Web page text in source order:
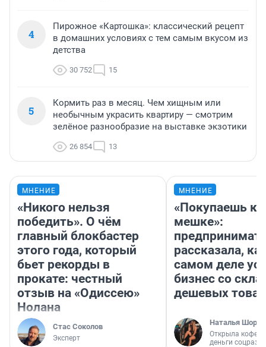
4
Пирожное «Картошка»: классический рецепт
в домашних условиях с тем самым вкусом из
детства
30 752 15
5
Кормить раз в месяц. Чем хищным или
необычным украсить квартиру — смотрим
зелёное разнообразие на выставке экзотики
26 854 13
МНЕНИЕ
«Никого нельзя
победить». О чём
главный блокбастер
этого года, который
бьет рекорды в
прокате: честный
отзыв на «Одиссею»
Нолана
Стас Соколов
Эксперт
МНЕНИЕ
«Покупаешь
мешке»:
рассказала,
самом деле
бизнес со
дешевых
Наталья
Открыла
деньги